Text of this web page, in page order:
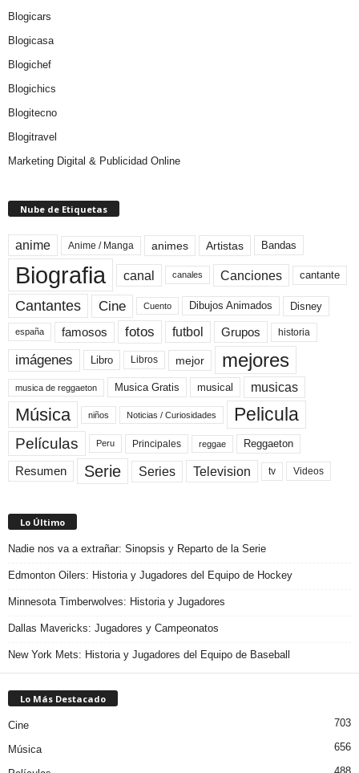
Blogicars
Blogicasa
Blogichef
Blogichics
Blogitecno
Blogitravel
Marketing Digital & Publicidad Online
Nube de Etiquetas
anime Anime / Manga animes Artistas Bandas
Biografia canal canales Canciones cantante
Cantantes Cine Cuento Dibujos Animados Disney
españa famosos fotos futbol Grupos historia
imágenes Libro Libros mejor mejores
musica de reggaeton Musica Gratis musical musicas
Música niños Noticias / Curiosidades Pelicula
Películas Peru Principales reggae Reggaeton
Resumen Serie Series Television tv Videos
Lo Último
Nadie nos va a extrañar: Sinopsis y Reparto de la Serie
Edmonton Oilers: Historia y Jugadores del Equipo de Hockey
Minnesota Timberwolves: Historia y Jugadores
Dallas Mavericks: Jugadores y Campeonatos
New York Mets: Historia y Jugadores del Equipo de Baseball
Lo Más Destacado
Cine 703
Música 656